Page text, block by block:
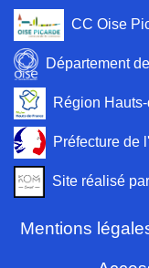
CC Oise
Département
Région
Préfecture de
Site réalisé
Mentions